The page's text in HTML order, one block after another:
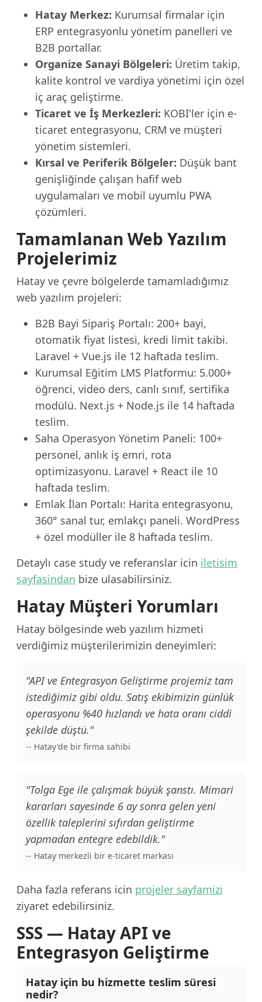
Hatay Merkez: Kurumsal firmalar için
ERP entegrasyonlu yönetim panelleri ve
B2B portallar.
Organize Sanayi Bölgeleri: Üretim takip,
kalite kontrol ve vardiya yönetimi için özel
iç araç geliştirme.
Ticaret ve İş Merkezleri: KOBI'ler için e-
ticaret entegrasyonu, CRM ve müşteri
yönetim sistemleri.
Kırsal ve Periferik Bölgeler: Düşük bant
genişliğinde çalışan hafif web
uygulamaları ve mobil uyumlu PWA
çözümleri.
Tamamlanan Web Yazılım
Projelerimiz
Hatay ve çevre bölgelerde tamamladığımız
web yazılım projeleri:
B2B Bayi Sipariş Portalı: 200+ bayi,
otomatik fiyat listesi, kredi limit takibi.
Laravel + Vue.js ile 12 haftada teslim.
Kurumsal Eğitim LMS Platformu: 5.000+
öğrenci, video ders, canlı sınıf, sertifika
modülü. Next.js + Node.js ile 14 haftada
teslim.
Saha Operasyon Yönetim Paneli: 100+
personel, anlık iş emri, rota
optimizasyonu. Laravel + React ile 10
haftada teslim.
Emlak İlan Portalı: Harita entegrasyonu,
360° sanal tur, emlakçı paneli. WordPress
+ özel modüller ile 8 haftada teslim.
Detaylı case study ve referanslar icin iletisim
sayfasindan bize ulasabilirsiniz.
Hatay Müşteri Yorumları
Hatay bölgesinde web yazılım hizmeti
verdiğimiz müşterilerimizin deneyimleri:
"API ve Entegrasyon Geliştirme projemiz tam
istediğimiz gibi oldu. Satış ekibimizin günlük
operasyonu %40 hızlandı ve hata oranı ciddi
şekilde düştü."
-- Hatay'de bir firma sahibi
"Tolga Ege ile çalışmak büyük şanstı. Mimari
kararları sayesinde 6 ay sonra gelen yeni
özellik taleplerini sıfırdan geliştirme
yapmadan entegre edebildik."
-- Hatay merkezli bir e-ticaret markası
Daha fazla referans icin projeler sayfamizi
ziyaret edebilirsiniz.
SSS — Hatay API ve
Entegrasyon Geliştirme
Hatay için bu hizmette teslim süresi
nedir?